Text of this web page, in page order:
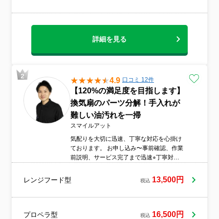
詳細を見る
4.9 口コミ 12件
【120%の満足度を目指します】
換気扇のパーツ分解！手入れが
難しい油汚れを一掃
スマイルアット
気配りを大切に迅速、丁寧な対応を心掛け
ております。 お申し込み〜事前確認、作業
前説明、サービス完了まで迅速⭐︎丁寧対
レンジフード型 税込 13,500円
プロペラ型 税込 16,500円